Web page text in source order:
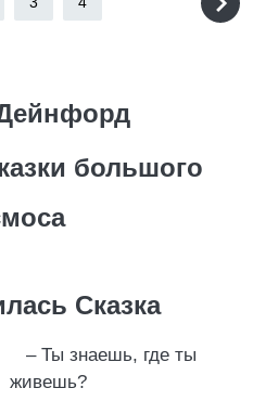
большого
Сказка
– Ты знаешь, где ты
живешь?